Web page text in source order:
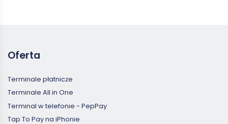
Oferta
Terminale płatnicze
Terminale All in One
Terminal w telefonie - PepPay
Tap To Pay na iPhonie